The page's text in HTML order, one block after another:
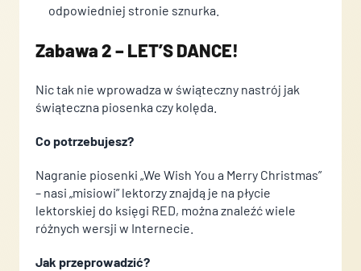
odpowiedniej stronie sznurka.
Zabawa 2 – LET’S DANCE!
Nic tak nie wprowadza w świąteczny nastrój jak
świąteczna piosenka czy kolęda.
Co potrzebujesz?
Nagranie piosenki „We Wish You a Merry Christmas”
– nasi „misiowi” lektorzy znajdą je na płycie
lektorskiej do księgi RED, można znaleźć wiele
różnych wersji w Internecie.
Jak przeprowadzić?